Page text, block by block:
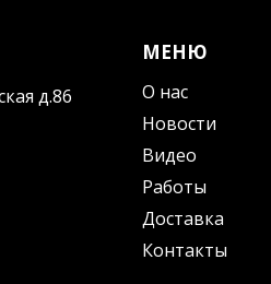
д.86
МЕНЮ
О нас
Новости
Видео
Работы
Доставка
Контакты